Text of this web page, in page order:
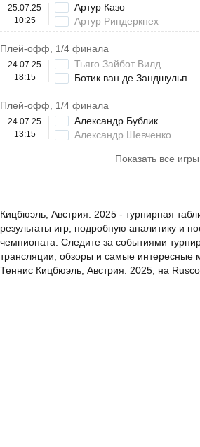
25.07.25
10:25
Артур Казо
Артур Риндеркнех
Плей-офф, 1/4 финала
24.07.25
18:15
Тьяго Зайбот Вилд
Ботик ван де Зандшульп
Плей-офф, 1/4 финала
24.07.25
13:15
Александр Бублик
Александр Шевченко
Показать все игры
Кицбюэль, Австрия. 2025 - турнирная
результаты игр, подробную аналитику и
чемпионата. Следите за событиями
трансляции, обзоры и самые интересные
Теннис Кицбюэль, Австрия. 2025, на